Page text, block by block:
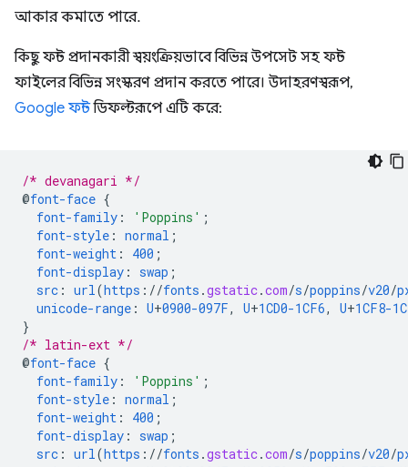
আকার কমাতে পারে.
কিছু ফন্ট প্রদানকারী স্বয়ংক্রিয়ভাবে বিভিন্ন উপসেট সহ ফন্ট
ফাইলের বিভিন্ন সংস্করণ প্রদান করতে পারে। উদাহরণস্বরূপ,
Google ফন্টডিফল্টরূপে এটি করে:
/* devanagari */
@font-face {
font-family : 'Poppins' ;
font-style : normal ;
font-weight : 400 ;
font-display : swap ;
src : url (https ://fonts .gstatic.com/s/poppins/v20/
unicode-range : U+0900-097F, U+1CD0-1CF6, U+1CF8-
}
/* latin-ext */
@font-face {
font-family : 'Poppins' ;
font-style : normal ;
font-weight : 400 ;
font-display : swap ;
src : url (https ://fonts .gstatic.com/s/poppins/v20/